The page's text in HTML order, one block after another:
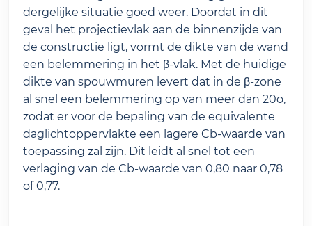
dergelijke situatie goed weer. Doordat in dit
geval het projectievlak aan de binnenzijde van
de constructie ligt, vormt de dikte van de wand
een belemmering in het β-vlak. Met de huidige
dikte van spouwmuren levert dat in de β-zone
al snel een belemmering op van meer dan 20o,
zodat er voor de bepaling van de equivalente
daglichtoppervlakte een lagere Cb-waarde van
toepassing zal zijn. Dit leidt al snel tot een
verlaging van de Cb-waarde van 0,80 naar 0,78
of 0,77.